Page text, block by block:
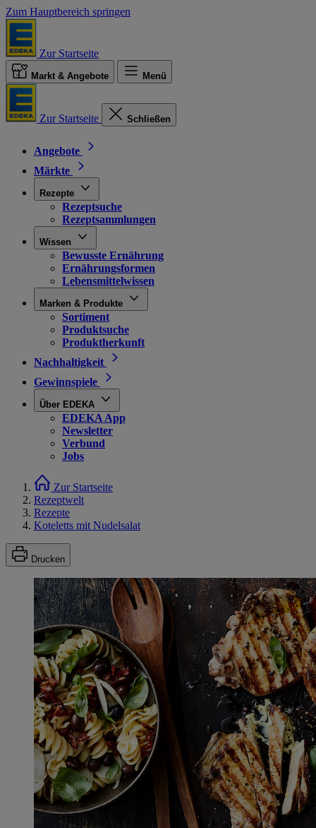
Zum Hauptbereich springen
Zur Startseite
Markt & Angebote Menü
Zur Startseite Schließen
Angebote
Märkte
Rezepte
Rezeptsuche
Rezeptsammlungen
Wissen
Bewusste Ernährung
Ernährungsformen
Lebensmittelwissen
Marken & Produkte
Sortiment
Produktsuche
Produktherkunft
Nachhaltigkeit
Gewinnspiele
Über EDEKA
EDEKA App
Newsletter
Verbund
Jobs
Zur Startseite
Rezeptwelt
Rezepte
Koteletts mit Nudelsalat
Drucken